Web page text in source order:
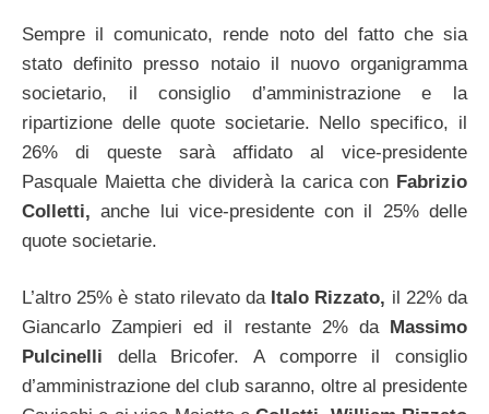
Sempre il comunicato, rende noto del fatto che sia
stato definito presso notaio il nuovo organigramma
societario, il consiglio d’amministrazione e la
ripartizione delle quote societarie. Nello specifico, il
26% di queste sarà affidato al vice-presidente
Pasquale Maietta che dividerà la carica con Fabrizio
Colletti, anche lui vice-presidente con il 25% delle
quote societarie.
L’altro 25% è stato rilevato da Italo Rizzato, il 22% da
Giancarlo Zampieri ed il restante 2% da
Massimo
Pulcinelli della Bricofer. A comporre il consiglio
d’amministrazione del club saranno, oltre al presidente